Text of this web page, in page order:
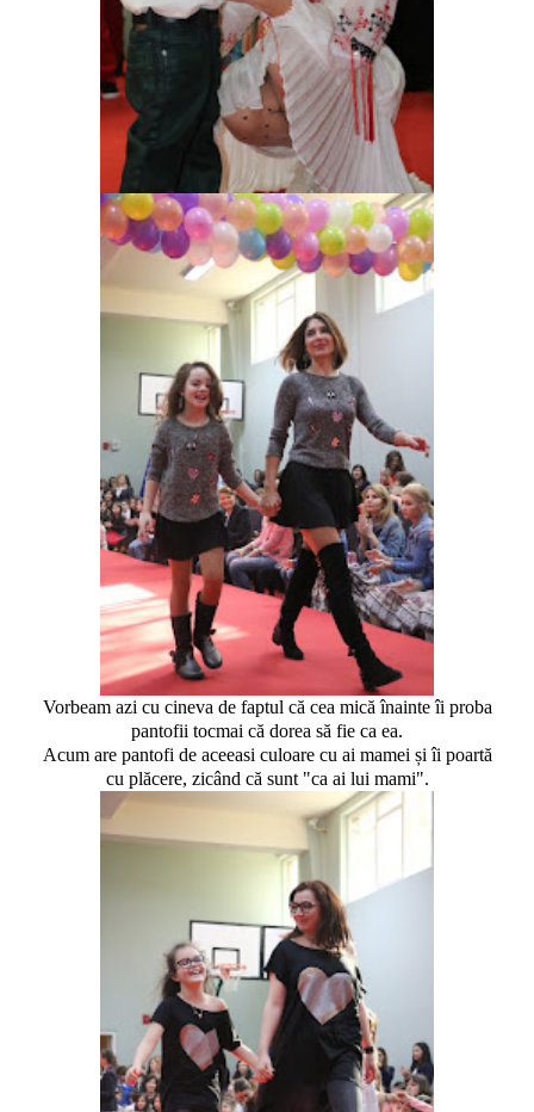
Vorbeam azi cu cineva de faptul că cea mică înainte îi proba
pantofii tocmai că dorea să fie ca ea.
Acum are pantofi de aceeasi culoare cu ai mamei și îi poartă
cu plăcere, zicând că sunt "ca ai lui mami".